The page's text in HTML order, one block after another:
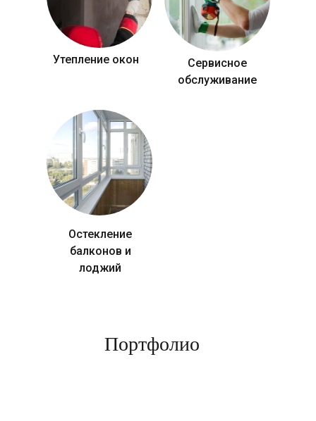
Утепление окон
Сервисное
обслуживание
Остекление
балконов и
лоджий
Портфолио